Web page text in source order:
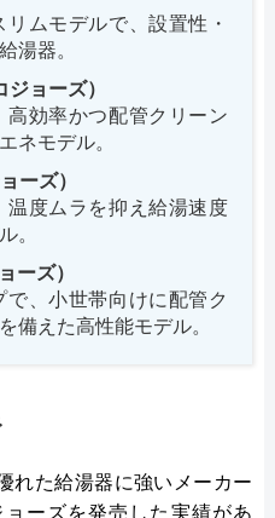
ムモデルで、設置性・
湯器。
ョーズ）
高効率かつ配管クリーン
ネモデル。
ーズ）
温度ムラを抑え給湯速度
。
ーズ）
、小世帯向けに配管ク
備えた高性能モデル。
れた給湯器に強いメーカー
ーズを発売した実績があ